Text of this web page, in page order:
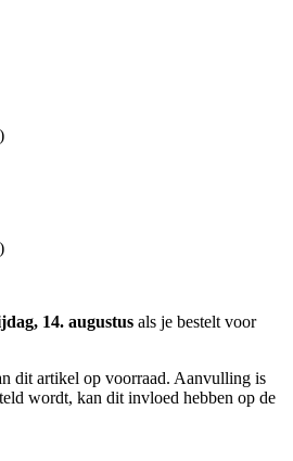
14. augustus als je bestelt voor
dit artikel op voorraad. Aanvulling is
wordt, kan dit invloed hebben op de